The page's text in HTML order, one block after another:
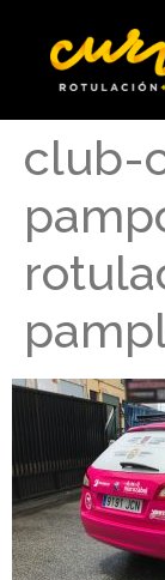
club-